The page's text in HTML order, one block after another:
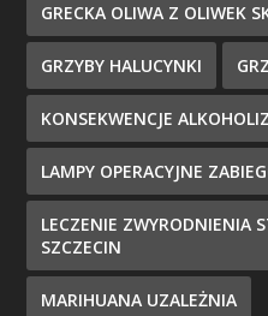
GRECKA OLIWA Z OLIWEK
GRZYBY HALUCYNKI
KONSEKWENCJE
LAMPY OPERACYJNE
LECZENIE ZWYRODNIENIA
SZCZECIN
MARIHUANA UZALEŻNIA